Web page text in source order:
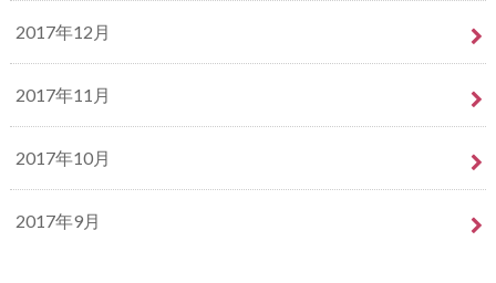
2017年12月
2017年11月
2017年10月
2017年9月